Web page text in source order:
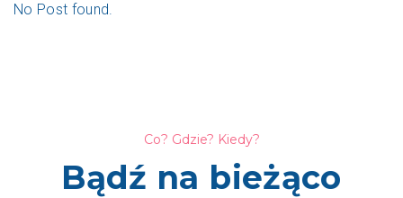
No Post found.
Co? Gdzie? Kiedy?
Bądź na bieżąco